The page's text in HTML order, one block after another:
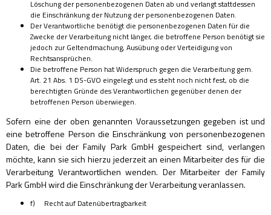
Löschung der personenbezogenen Daten ab und verlangt stattdessen
die Einschränkung der Nutzung der personenbezogenen Daten.
Der Verantwortliche benötigt die personenbezogenen Daten für die
Zwecke der Verarbeitung nicht länger, die betroffene Person benötigt sie
jedoch zur Geltendmachung, Ausübung oder Verteidigung von
Rechtsansprüchen.
Die betroffene Person hat Widerspruch gegen die Verarbeitung gem.
Art. 21 Abs. 1 DS-GVO eingelegt und es steht noch nicht fest, ob die
berechtigten Gründe des Verantwortlichen gegenüber denen der
betroffenen Person überwiegen.
Sofern eine der oben genannten Voraussetzungen gegeben ist und
eine betroffene Person die Einschränkung von personenbezogenen
Daten, die bei der Family Park GmbH gespeichert sind, verlangen
möchte, kann sie sich hierzu jederzeit an einen Mitarbeiter des für die
Verarbeitung Verantwortlichen wenden. Der Mitarbeiter der Family
Park GmbH wird die Einschränkung der Verarbeitung veranlassen.
f) Recht auf Datenübertragbarkeit